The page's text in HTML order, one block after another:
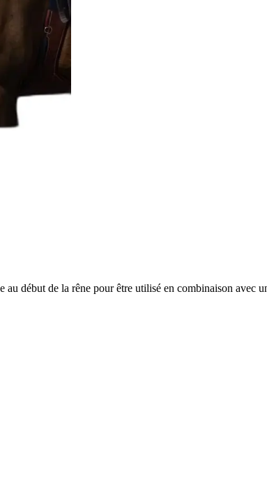
début de la rêne pour être utilisé en combinaison avec